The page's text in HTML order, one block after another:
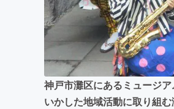
神戸市灘区にあるミュージ
いかした地域活動に取り組